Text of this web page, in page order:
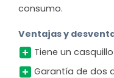
consumo.
Ventajas y
Tiene un casquillo
Garantía de dos